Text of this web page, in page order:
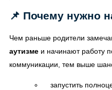
📌 Почему нужно
Чем раньше родители
аутизме и начинают работу
коммуникации, тем выше
запустить